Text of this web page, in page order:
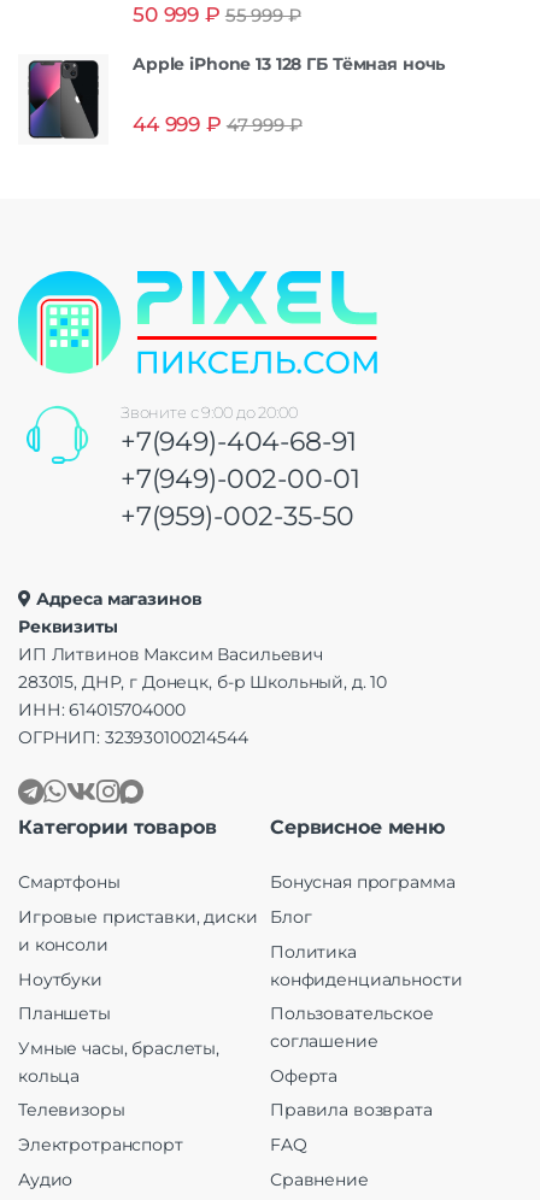
из 5
50 999 ₽ 55 999₽
Apple iPhone 13 128 ГБ Тёмная ночь
44 999 ₽ 47 999₽
Звоните с 9:00 до 20:00
+7(949)-404-68-91
+7(949)-002-00-01
+7(959)-002-35-50
Адреса магазинов
Реквизиты
ИП Литвинов Максим Васильевич
283015, ДНР, г Донецк, б-р Школьный, д. 10
ИНН: 614015704000
ОГРНИП: 323930100214544
Категории товаров
Смартфоны
Игровые приставки, диски
и консоли
Ноутбуки
Планшеты
Умные часы, браслеты,
кольца
Телевизоры
Электротранспорт
Аудио
Сервисное меню
Бонусная программа
Блог
Политика
конфиденциальности
Пользовательское
соглашение
Оферта
Правила возврата
FAQ
Сравнение